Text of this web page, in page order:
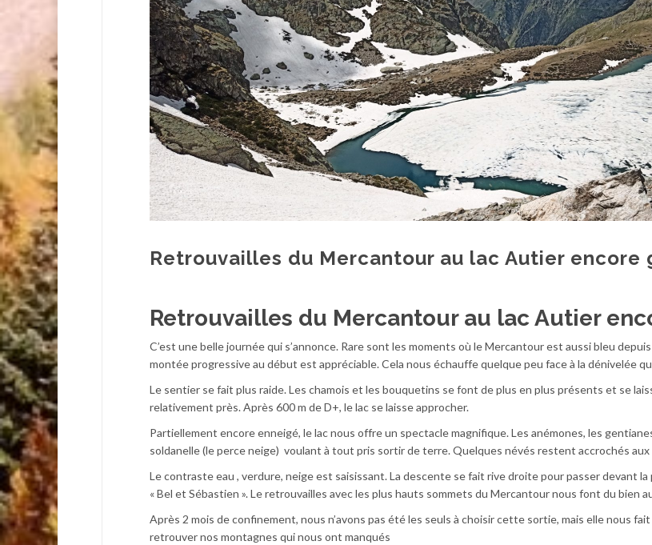
Retrouvailles du Mercantour au lac Autier encore
Retrouvailles du Mercantour au lac Autier
C’est une belle journée qui s’annonce. Rare sont les moments où le Mercantour est aussi bleu
montée progressive au début est appréciable. Cela nous échauffe quelque peu face à la dénivelée
Le sentier se fait plus raide. Les chamois et les bouquetins se font de plus en plus présents et se
relativement près. Après 600 m de D+, le lac se laisse approcher.
Partiellement encore enneigé, le lac nous offre un spectacle magnifique. Les anémones, les
soldanelle (le perce neige) voulant à tout pris sortir de terre. Quelques névés restent accrochés
Le contraste eau , verdure, neige est saisissant. La descente se fait rive droite pour passer devant
« Bel et Sébastien ». Le retrouvailles avec les plus hauts sommets du Mercantour nous font du bien
Après 2 mois de confinement, nous n’avons pas été les seuls à choisir cette sortie, mais elle nous
retrouver nos montagnes qui nous ont manqués